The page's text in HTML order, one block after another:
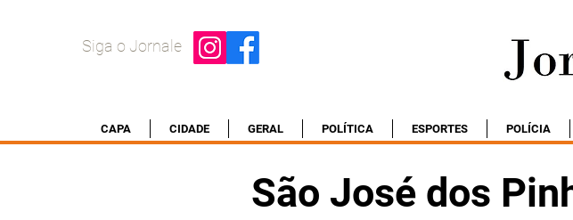
Siga o Jornale
CAPA CIDADE GERAL POLÍTICA ESPORTES POLÍCIA
São José dos